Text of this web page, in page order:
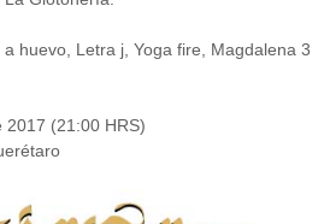
huevo, Letra j, Yoga fire, Magdalena 3
2017 (21:00 HRS)